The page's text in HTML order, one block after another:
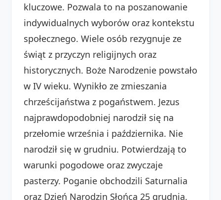
kluczowe. Pozwala to na poszanowanie
indywidualnych wyborów oraz kontekstu
społecznego. Wiele osób rezygnuje ze
świąt z przyczyn religijnych oraz
historycznych. Boże Narodzenie powstało
w IV wieku. Wynikło ze zmieszania
chrześcijaństwa z pogaństwem. Jezus
najprawdopodobniej narodził się na
przełomie września i października. Nie
narodził się w grudniu. Potwierdzają to
warunki pogodowe oraz zwyczaje
pasterzy. Poganie obchodzili Saturnalia
oraz Dzień Narodzin Słońca 25 grudnia.